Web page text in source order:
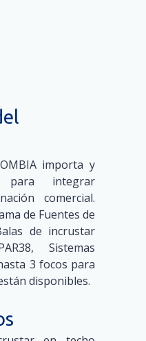
importa y
para integrar
comercial.
de Fuentes de
de incrustar
Sistemas
3 focos para
disponibles.